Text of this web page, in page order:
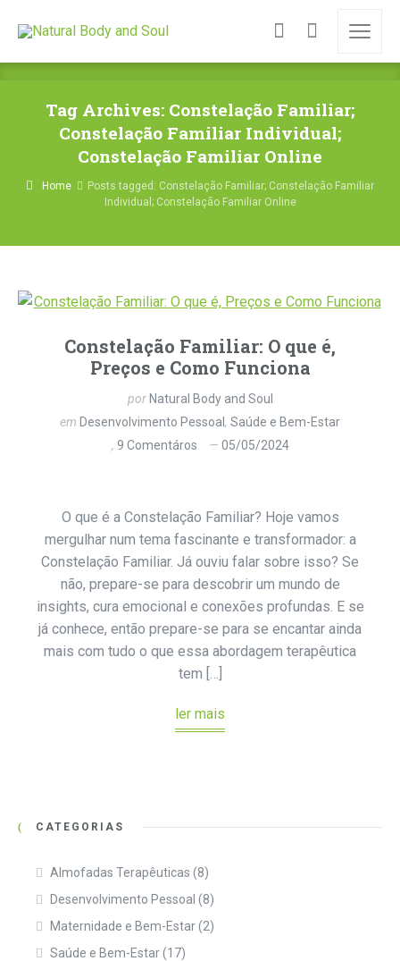
Tag Archives: Constelação Familiar;
Constelação Familiar Individual;
Constelação Familiar Online
Home
Posts tagged: Constelação Familiar; Constelação Familiar
Individual; Constelação Familiar Online
Constelação Familiar: O que é,
Preços e Como Funciona
por Natural Body and Soul
em Desenvolvimento Pessoal , Saúde e Bem-Estar
9 Comentáros
05/05/2024
O que é a Constelação Familiar? Hoje vamos
mergulhar num tema fascinante e transformador: a
Constelação Familiar. Já ouviu falar sobre isso? Se
não, prepare-se para descobrir um mundo de
insights, cura emocional e conexões profundas. E se
já conhece, então prepare-se para se encantar ainda
mais com tudo o que essa abordagem terapêutica
tem […]
ler mais
CATEGORIAS
Almofadas Terapêuticas (8)
Desenvolvimento Pessoal (8)
Maternidade e Bem-Estar(2)
Saúde e Bem-Estar(17)